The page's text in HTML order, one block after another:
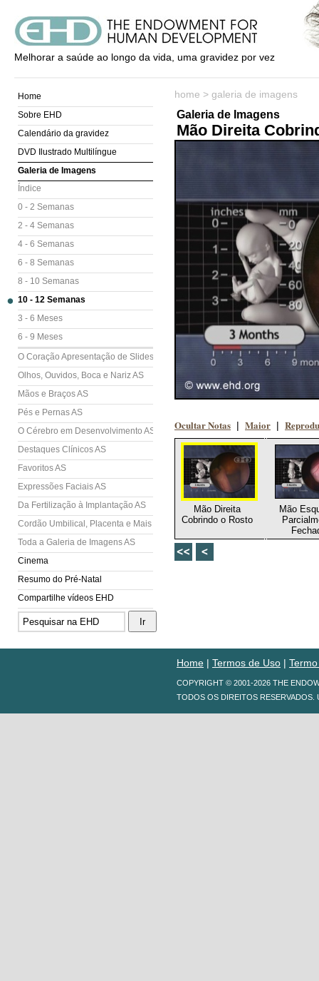
Melhorar a saúde ao longo da vida, uma gravidez por vez
Home
Sobre EHD
Calendário da gravidez
DVD Ilustrado Multilíngue
Galeria de Imagens
Índice
0 - 2 Semanas
2 - 4 Semanas
4 - 6 Semanas
6 - 8 Semanas
8 - 10 Semanas
10 - 12 Semanas
3 - 6 Meses
6 - 9 Meses
O Coração Apresentação de Slides (AS)
Olhos, Ouvidos, Boca e Nariz AS
Mãos e Braços AS
Pés e Pernas AS
O Cérebro em Desenvolvimento AS
Destaques Clínicos AS
Favoritos AS
Expressões Faciais AS
Da Fertilização à Implantação AS
Cordão Umbilical, Placenta e Mais AS
Toda a Galeria de Imagens AS
Cinema
Resumo do Pré-Natal
Compartilhe vídeos EHD
home > galeria de imagens
Galeria de Imagens
Mão Direita
Ocultar Notas | Maior |
Mão Direita
Cobrindo o Rosto
Mão
Home | Termos de Uso |
COPYRIGHT © 2001-2026 THE
TODOS OS DIREITOS